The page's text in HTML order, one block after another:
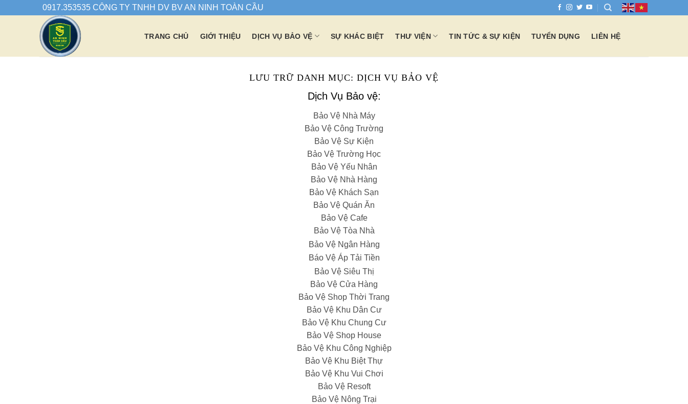
0917.353535 CÔNG TY TNHH DV BV AN NINH TOÀN CẦU
TRANG CHỦ GIỚI THIỆU DỊCH VỤ BẢO VỆ SỰ KHÁC BIỆT THƯ VIỆN TIN TỨC & SỰ KIỆN TUYỂN DỤNG LIÊN HỆ
LƯU TRỮ DANH MỤC: DỊCH VỤ BẢO VỆ
Dịch Vụ Bảo vệ:
Bảo Vệ Nhà Máy
Bảo Vệ Công Trường
Bảo Vệ Sự Kiện
Bảo Vệ Trường Học
Bảo Vệ Yếu Nhân
Bảo Vệ Nhà Hàng
Bảo Vệ Khách Sạn
Bảo Vệ Quán Ăn
Bảo Vệ Cafe
Bảo Vệ Tòa Nhà
Bảo Vệ Ngân Hàng
Báo Vệ Áp Tải Tiền
Bảo Vệ Siêu Thị
Bảo Vệ Cửa Hàng
Bảo Vệ Shop Thời Trang
Bảo Vệ Khu Dân Cư
Bảo Vệ Khu Chung Cư
Bảo Vệ Shop House
Bảo Vệ Khu Công Nghiệp
Bảo Vệ Khu Biệt Thự
Bảo Vệ Khu Vui Chơi
Bảo Vệ Resoft
Bảo Vệ Nông Trại